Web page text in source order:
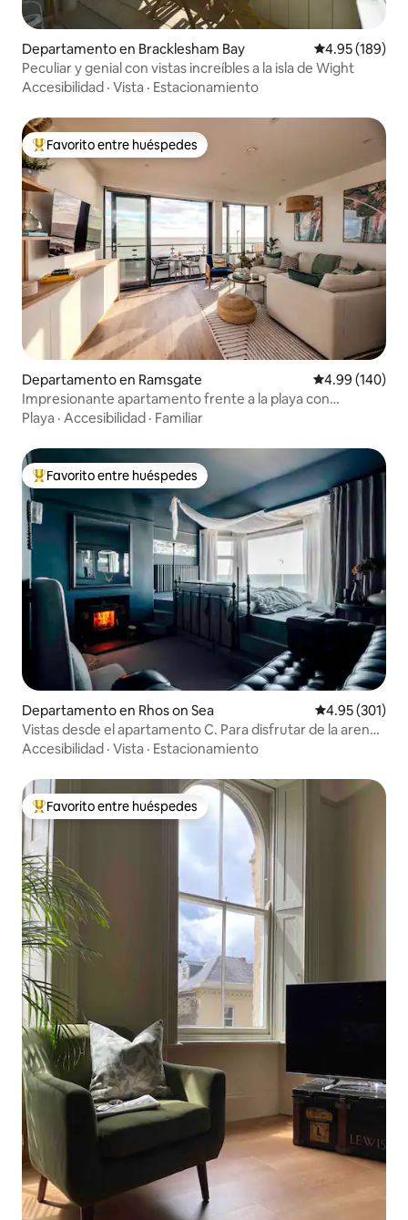
Departamento en Bracklesham Bay Calificación
4.95 (189)
Peculiar y genial con vistas increíbles a la isla de Wight
Accesibilidad · Vista · Estacionamiento
De los mejores en Favorito entre huéspedes
Favorito entre huéspedes
Departamento en Ramsgate Calificación
4.99 (140)
Impresionante apartamento frente a la playa con
aparcamiento seguro
Playa · Accesibilidad · Familiar
De los mejores en Favorito entre huéspedes
Favorito entre huéspedes
Departamento en Rhos on Sea Calificación
4.95 (301)
Vistas desde el apartamento C. Para disfrutar de la arena,
el mar, la pizarra y el fuego.
Accesibilidad · Vista · Estacionamiento
De los mejores en Favorito entre huéspedes
Favorito entre huéspedes